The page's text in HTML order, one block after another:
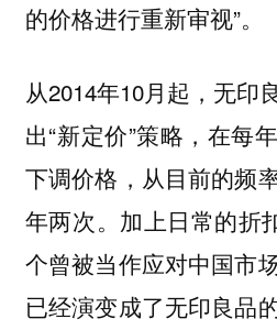
的价格进行重新审视”。
从2014年10月起，无印
出“新定价”策略，在每
下调价格，从目前的频
年两次。加上日常的折
个曾被当作应对中国市
已经演变成了无印良品